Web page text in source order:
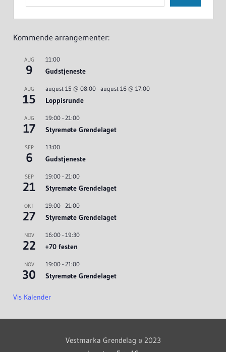
Kommende arrangementer:
AUG
9
11:00
Gudstjeneste
AUG
15
august 15 @ 08:00- august 16 @ 17:00
Loppisrunde
AUG
17
19:00- 21:00
Styremøte Grendelaget
SEP
6
13:00
Gudstjeneste
SEP
21
19:00- 21:00
Styremøte Grendelaget
OKT
27
19:00- 21:00
Styremøte Grendelaget
NOV
22
16:00- 19:30
+70 festen
NOV
30
19:00- 21:00
Styremøte Grendelaget
Vis Kalender
Vestmarka Grendelag © 2023